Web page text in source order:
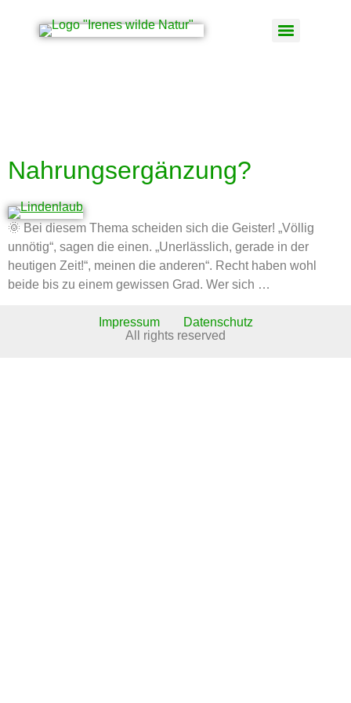
Nahrungsergänzung?
🌞 Bei diesem Thema scheiden sich die Geister! „Völlig
unnötig“, sagen die einen. „Unerlässlich, gerade in der
heutigen Zeit!“, meinen die anderen“. Recht haben wohl
beide bis zu einem gewissen Grad. Wer sich …
Impressum
Datenschutz
All rights reserved